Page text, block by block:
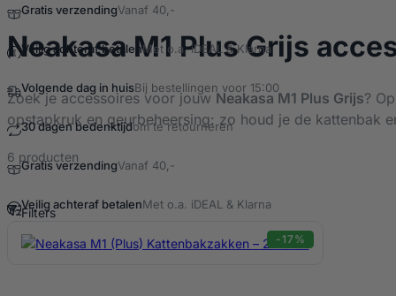
Neakasa M1 Plus Grijs
Zoek je accessoires voor jouw Neakasa M1 Plus Grijs?
opstapkruk en geurbeheersing: zo houd je de kattenbak
6 producten
Filters
Neakasa M1 Plus Grijs accessoires
-17%